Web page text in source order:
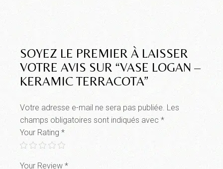
SOYEZ LE PREMIER À LAISSER
VOTRE AVIS SUR “VASE LOGAN –
KERAMIC TERRACOTA”
Votre adresse e-mail ne sera pas publiée. Les
champs obligatoires sont indiqués avec*
Your Rating*